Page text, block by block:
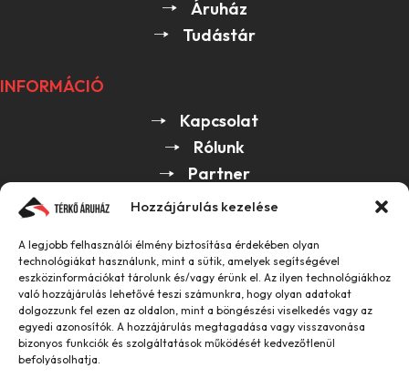
Hozzájárulás kezelése
A legjobb felhasználói élmény biztosítása érdekében olyan
technológiákat használunk, mint a sütik, amelyek segítségével
eszközinformációkat tárolunk és/vagy érünk el. Az ilyen technológiákhoz
való hozzájárulás lehetővé teszi számunkra, hogy olyan adatokat
dolgozzunk fel ezen az oldalon, mint a böngészési viselkedés vagy az
egyedi azonosítók. A hozzájárulás megtagadása vagy visszavonása
bizonyos funkciók és szolgáltatások működését kedvezőtlenül
befolyásolhatja.
Áruház
Tudástár
INFORMÁCIÓ
Kapcsolat
Rólunk
Partner
HASZNOS
ÁSZF
GDPR
2026 Center Kert Kft. Minden jog fenntartva.